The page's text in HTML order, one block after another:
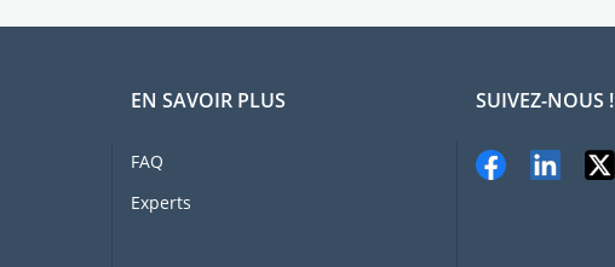
EN SAVOIR PLUS
FAQ
Experts
SUIVEZ-NOUS !